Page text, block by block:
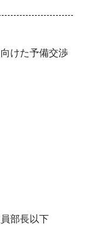
けた予備交渉
部長以下